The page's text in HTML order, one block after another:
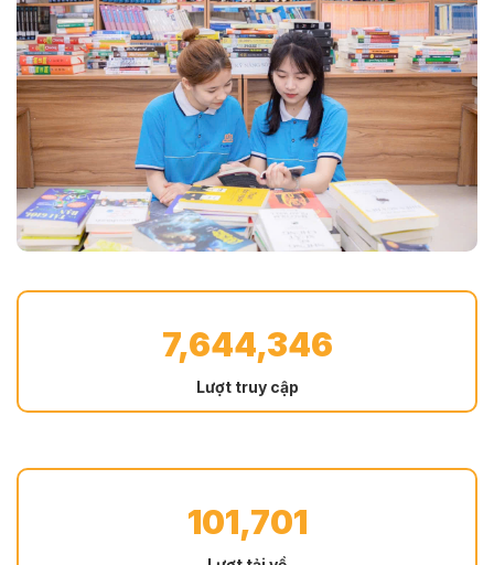
7,644,346
Lượt truy cập
101,701